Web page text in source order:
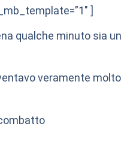
]
qualche minuto sia un
veramente molto